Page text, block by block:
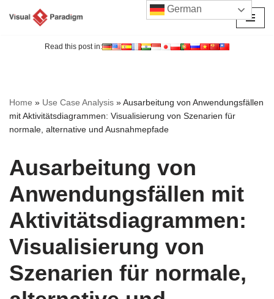
Read this post in:
Home » Use Case Analysis »Ausarbeitung von Anwendungsfällen
mit Aktivitätsdiagrammen: Visualisierung von Szenarien für
normale, alternative und Ausnahmepfade
Ausarbeitung von
Anwendungsfällen mit
Aktivitätsdiagrammen:
Visualisierung von
Szenarien für normale,
German